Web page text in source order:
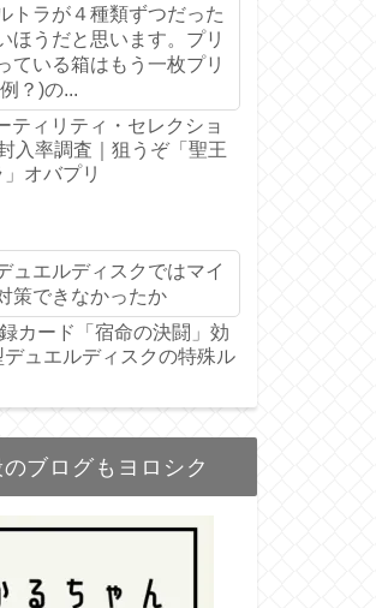
トラが４種類ずつだった
ほうだと思います。プリ
ている箱はもう一枚プリ
？)の...
ティリティ・セレクショ
入率調査｜狙うぞ「聖王
オバプリ
ュエルディスクではマイ
策できなかったか
カード「宿命の決闘」効
ュエルディスクの特殊ル
ブログもヨロシク